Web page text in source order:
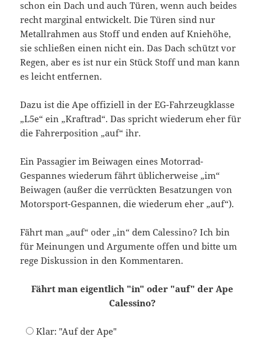
schon ein Dach und auch Türen, wenn auch beides
recht marginal entwickelt. Die Türen sind nur
Metallrahmen aus Stoff und enden auf Kniehöhe,
sie schließen einen nicht ein. Das Dach schützt vor
Regen, aber es ist nur ein Stück Stoff und man kann
es leicht entfernen.
Dazu ist die Ape offiziell in der EG-Fahrzeugklasse
„L5e“ ein „Kraftrad“. Das spricht wiederum eher für
die Fahrerposition „auf“ ihr.
Ein Passagier im Beiwagen eines Motorrad-
Gespannes wiederum fährt üblicherweise „im“
Beiwagen (außer die verrückten Besatzungen von
Motorsport-Gespannen, die wiederum eher „auf“).
Fährt man „auf“ oder „in“ dem Calessino? Ich bin
für Meinungen und Argumente offen und bitte um
rege Diskussion in den Kommentaren.
Fährt man eigentlich "in" oder "auf" der Ape
Calessino?
Klar: "Auf der Ape"